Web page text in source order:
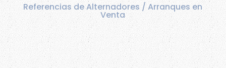
Referencias de Alternadores / Arranques en
Venta